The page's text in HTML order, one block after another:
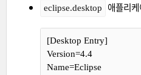
eclipse.desktop 애플리
[Desktop Entry]
Version=4.4
Name=Eclipse